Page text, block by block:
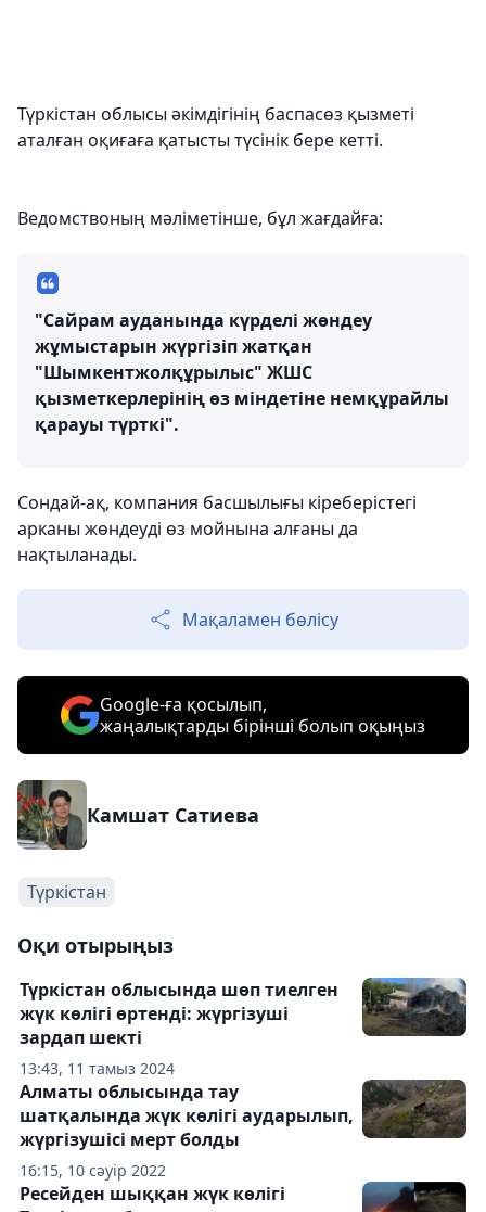
Түркістан облысы әкімдігінің баспасөз қызметі
аталған оқиғаға қатысты түсінік бере кетті.
Ведомствоның мәліметінше, бұл жағдайға:
"Сайрам ауданында күрделі жөндеу
жұмыстарын жүргізіп жатқан
"Шымкентжолқұрылыс" ЖШС
қызметкерлерінің өз міндетіне немқұрайлы
қарауы түрткі".
Сондай-ақ, компания басшылығы кіреберістегі
арканы жөндеуді өз мойнына алғаны да
нақтыланады.
Мақаламен бөлісу
Google-ға қосылып,
жаңалықтарды бірінші болып оқыңыз
Камшат Сатиева
Түркістан
Оқи отырыңыз
13:43, 11 тамыз 2024
Түркістан облысында шөп тиелген
жүк көлігі өртенді: жүргізуші
зардап шекті
16:15, 10 сәуір 2022
Алматы облысында тау
шатқалында жүк көлігі аударылып,
жүргізушісі мерт болды
Ресейден шыққан жүк көлігі